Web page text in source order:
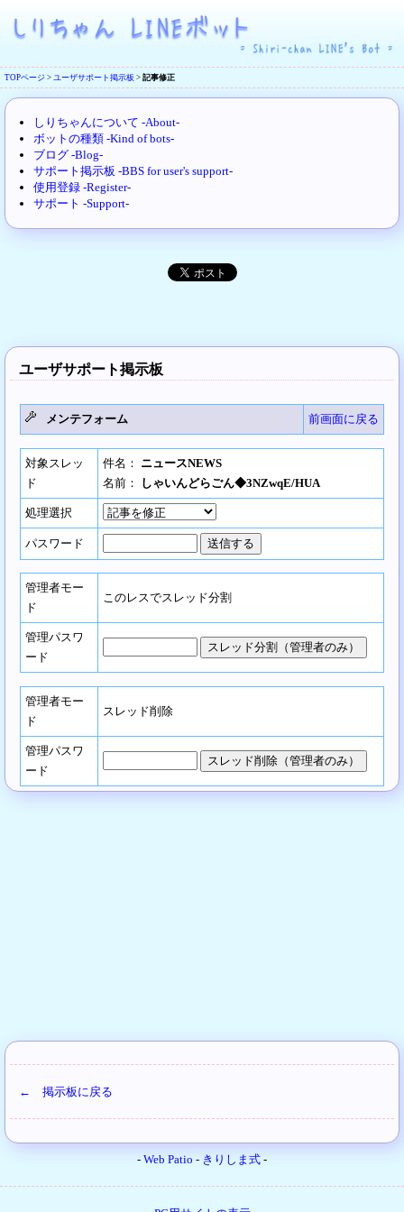
TOPページ > ユーザサポート掲示板 > 記事修正
しりちゃんについて -About-
ボットの種類 -Kind of bots-
ブログ -Blog-
サポート掲示板 -BBS for user's support-
使用登録 -Register-
サポート -Support-
ユーザサポート掲示板
メンテフォーム 前画面に戻る
対象スレッ
ド
件名： ニュースNEWS
名前：
しゃいんどらごん◆3NZwqE/HUA
処理選択
パスワード
管理者モー
ド
このレスでスレッド分割
管理パスワ
ード
管理者モー
ド
スレッド削除
管理パスワ
ード
← 掲示板に戻る
- Web Patio - きりしま式 -